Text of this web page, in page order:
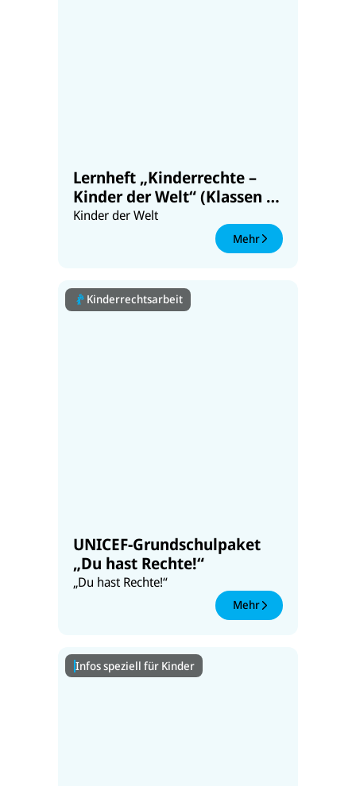
Lernheft „Kinderrechte –
Kinder der Welt“ (Klassen 3-
4)
Kinder der Welt
Mehr
Kinderrechtsarbeit
UNICEF-Grundschulpaket
„Du hast Rechte!“
„Du hast Rechte!“
Mehr
Infos speziell für Kinder